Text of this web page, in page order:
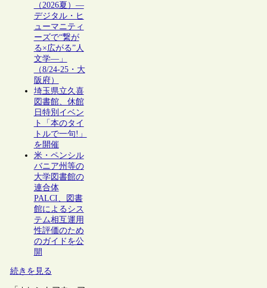
（2026夏）―
デジタル・ヒ
ューマニティ
ーズで“繋が
る×広がる”人
文学―」
（8/24-25・大
阪府）
埼玉県立久喜
図書館、休館
日特別イベン
ト「本のタイ
トルで一句!」
を開催
米・ペンシル
バニア州等の
大学図書館の
連合体
PALCI、図書
館によるシス
テム相互運用
性評価のため
のガイドを公
開
続きを見る